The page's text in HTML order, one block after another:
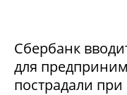
Сбербанк
для
пострадали